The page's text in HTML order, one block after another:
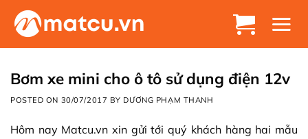
Chuyển
đến
Bơm xe mini cho ô tô sử dụng điện 12v
POSTED ON 30/07/2017 BY DƯƠNG PHẠM THANH
Hôm nay Matcu.vn xin gửi tới quý khách hàng hai mẫu